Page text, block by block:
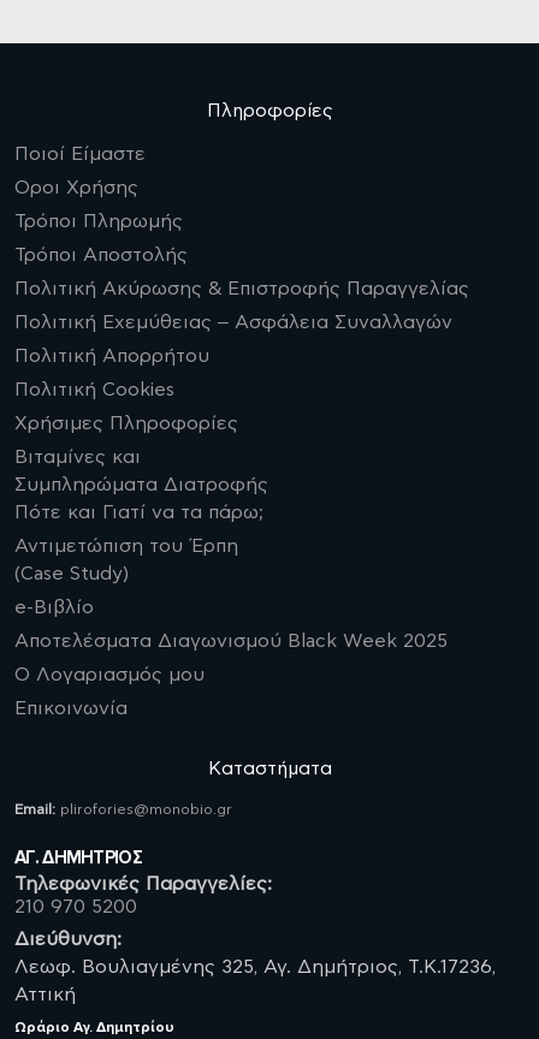
Πληροφορίες
Ποιοί Είμαστε
Οροι Χρήσης
Τρόποι Πληρωμής
Τρόποι Αποστολής
Πολιτική Ακύρωσης & Επιστροφής Παραγγελίας
Πολιτική Εχεμύθειας – Ασφάλεια Συναλλαγών
Πολιτική Απορρήτου
Πολιτική Cookies
Χρήσιμες Πληροφορίες
Βιταμίνες και
Συμπληρώματα Διατροφής
Πότε και Γιατί να τα πάρω;
Αντιμετώπιση του Έρπη
(Case Study)
e-Βιβλίο
Αποτελέσματα Διαγωνισμού Black Week 2025
Ο Λογαριασμός μου
Επικοινωνία
Καταστήματα
Email: plirofories@monobio.gr
ΑΓ. ΔΗΜΗΤΡΙΟΣ
Τηλεφωνικές Παραγγελίες:
210 970 5200
Διεύθυνση:
Λεωφ. Βουλιαγμένης 325, Αγ. Δημήτριος, Τ.Κ.17236,
Αττική
Ωράριο Αγ. Δημητρίου